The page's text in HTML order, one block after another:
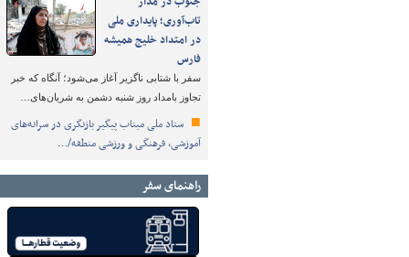
تاب‌آوری؛ پایداری ملی
در امتداد خلیج همیشه
فارس
سفر با شتابی ناگزیر آغاز می‌شود؛ آنگاه که خبر
تجاوز بامداد روز شنبه دشمن به شریان‌های…
ستاد ملی میناب پیگیر بازنگری در سرانه‌های
آموزشی، فرهنگی و ورزشی منطقه/…
راهنمای سفر